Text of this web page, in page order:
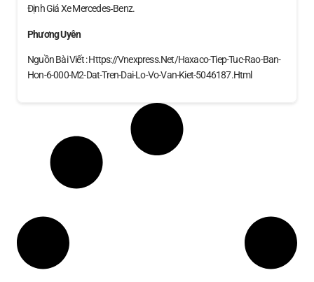
Định Giá Xe Mercedes‑Benz.
Phương Uyên
Nguồn Bài Viết : Https://vnexpress.net/haxaco-Tiep-Tuc-Rao-Ban-
Hon-6-000-M2-Dat-Tren-Dai-Lo-Vo-Van-Kiet-5046187.html